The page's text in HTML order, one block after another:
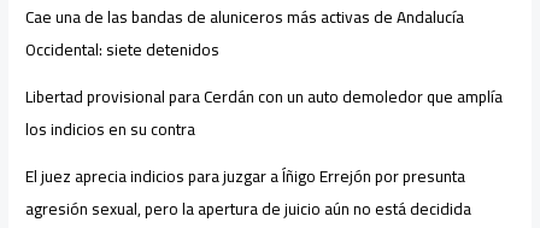
Cae una de las bandas de aluniceros más activas de Andalucía
Occidental: siete detenidos
Libertad provisional para Cerdán con un auto demoledor que amplía
los indicios en su contra
El juez aprecia indicios para juzgar a Íñigo Errejón por presunta
agresión sexual, pero la apertura de juicio aún no está decidida